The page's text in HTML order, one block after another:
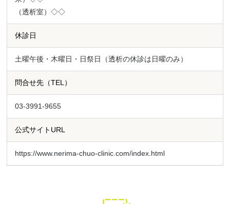
（透析室）◇◇
休診日
土曜午後・木曜日・日祭日（透析の休診は日曜のみ）
問合せ先（TEL）
03-3991-9655
公式サイトURL
https://www.nerima-chuo-clinic.com/index.html